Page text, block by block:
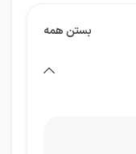
بستن همه